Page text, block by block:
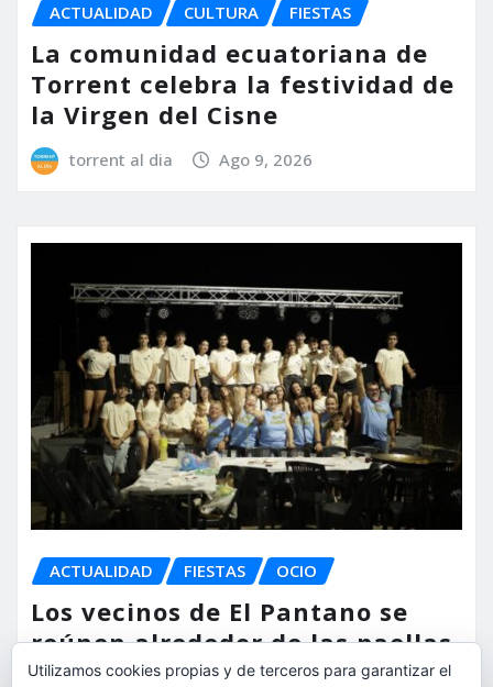
ACTUALIDAD CULTURA FIESTAS
La comunidad ecuatoriana de
Torrent celebra la festividad de
la Virgen del Cisne
torrent al dia Ago 9, 2026
ACTUALIDAD FIESTAS OCIO
Los vecinos de El Pantano se
reúnen alrededor de las paellas
para celebrar sus fiestas
Utilizamos cookies propias y de terceros para garantizar el